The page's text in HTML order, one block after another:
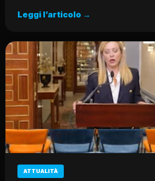
Leggi l’articolo →
ATTUALITÀ